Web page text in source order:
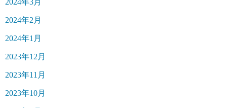
2024年3月
2024年2月
2024年1月
2023年12月
2023年11月
2023年10月